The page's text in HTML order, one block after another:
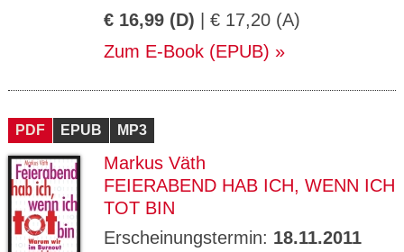
€ 16,99 (D) | € 17,20 (A)
Zum E-Book (EPUB)
PDF EPUB MP3
Markus Väth
FEIERABEND HAB ICH, WENN ICH
TOT BIN
Erscheinungstermin: 18.11.2011